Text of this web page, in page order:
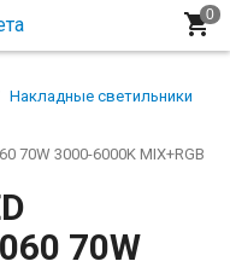
Накладные светильники
70W 3000-6000K MIX+RGB
70W